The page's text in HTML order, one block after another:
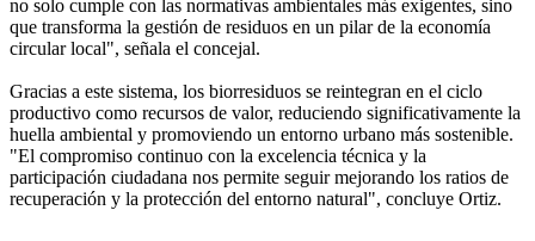
no solo cumple con las normativas ambientales más exigentes, sino
que transforma la gestión de residuos en un pilar de la economía
circular local", señala el concejal.
Gracias a este sistema, los biorresiduos se reintegran en el ciclo
productivo como recursos de valor, reduciendo significativamente la
huella ambiental y promoviendo un entorno urbano más sostenible.
"El compromiso continuo con la excelencia técnica y la
participación ciudadana nos permite seguir mejorando los ratios de
recuperación y la protección del entorno natural", concluye Ortiz.